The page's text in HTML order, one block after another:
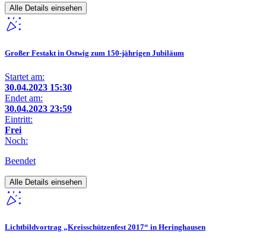
Alle Details einsehen
Großer Festakt in Ostwig zum 150-jährigen Jubiläum
Startet am:
30.04.2023 15:30
Endet am:
30.04.2023 23:59
Eintritt:
Frei
Noch:
Beendet
Alle Details einsehen
Lichtbildvortrag „Kreisschützenfest 2017“ in Heringhausen